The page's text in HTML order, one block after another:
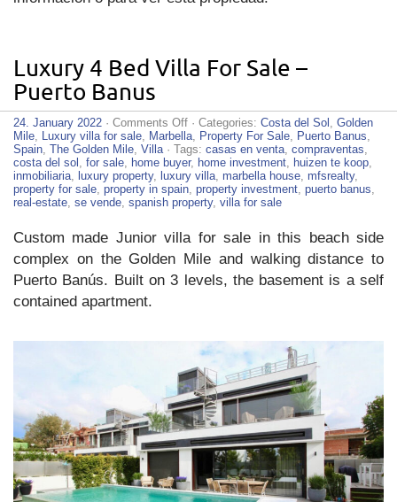
Luxury 4 Bed Villa For Sale –
Puerto Banus
24. January 2022 · Comments Offon
Luxury
4
Bed
Villa
For
Sale
Banus
· Categories: Costa del Sol
Golden
Mile
Luxury villa for sale Marbella Property For Sale Puerto Banus
Spain The Golden Mile Villa · Tags: casas en venta compraventas
costa del sol
for sale home buyer, home investment huizen te koop
inmobiliaria
luxury property, luxury villa marbella house mfsrealty,
property for sale property in spain property investment puerto banus
real-estate se vende spanish property, villa for sale
Custom made Junior villa for sale in this beach side
complex on the Golden Mile and walking distance to
Puerto Banús. Built on 3 levels, the basement is a self
contained apartment.